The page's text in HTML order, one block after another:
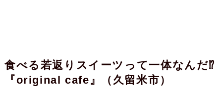
食べる若返りスイーツって一体なんだ⁉︎
『original cafe』（久留米市）